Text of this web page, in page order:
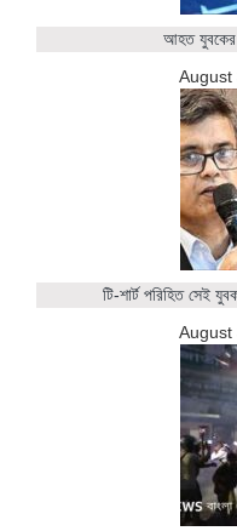
আহত যুবকের
August
টি-শার্ট পরিহিত সেই
August